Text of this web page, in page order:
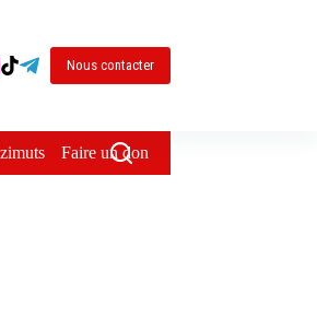
Nous contacter
Faire un don